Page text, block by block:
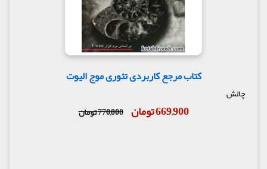
کتاب مرجع کاربردی تئوری موج الیوت
چالش
669,900 تومان 770,000 تومان